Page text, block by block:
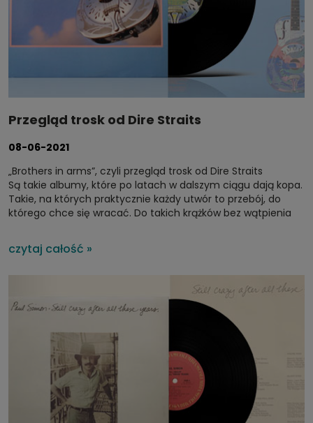
Przegląd trosk od Dire Straits
08-06-2021
„Brothers in arms”, czyli przegląd trosk od Dire Straits
Są takie albumy, które po latach w dalszym ciągu dają kopa.
Takie, na których praktycznie każdy utwór to przebój, do
którego chce się wracać. Do takich krążków bez wątpienia
napisane przez lidera grupy – Marka Knopflera – a także
wokal i partie gitarowe przez niego nagrane to majstersztyk,
czytaj całość »